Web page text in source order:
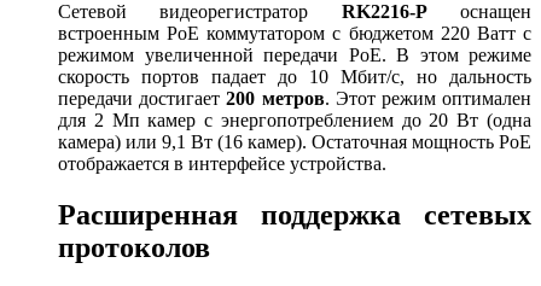
Сетевой видеорегистратор RK2216-Pоснащен
встроенным PoE коммутатором с бюджетом 220 Ватт с
режимом увеличенной передачи PoE. В этом режиме
скорость портов падает до 10 Мбит/с, но дальность
передачи достигает200 метров. Этот режим оптимален
для 2 Мп камер с энергопотреблением до 20 Вт (одна
камера) или 9,1 Вт (16 камер). Остаточная мощность PoE
отображается в интерфейсе устройства.
Расширенная поддержка сетевых
протоколов